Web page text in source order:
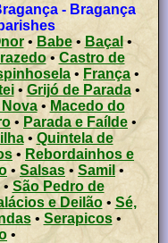
- Bragança
Onor• Babe•Baçal•
Carrazedo•Castro de
• França •
• Grijó de Parada•
• Macedo do
• Parada e Faílde •
• Quintela de
• Rebordainhos e
• Salsas • Samil •
•São Pedro de
e Deilão• Sé,
• Serapicos•
•